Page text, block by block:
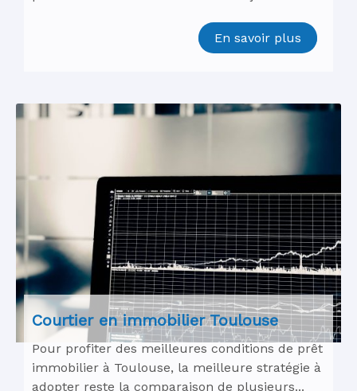
En savoir plus
Courtier en immobilier Toulouse
Pour profiter des meilleures conditions de prêt
immobilier à Toulouse, la meilleure stratégie à
adopter reste la comparaison de plusieurs...